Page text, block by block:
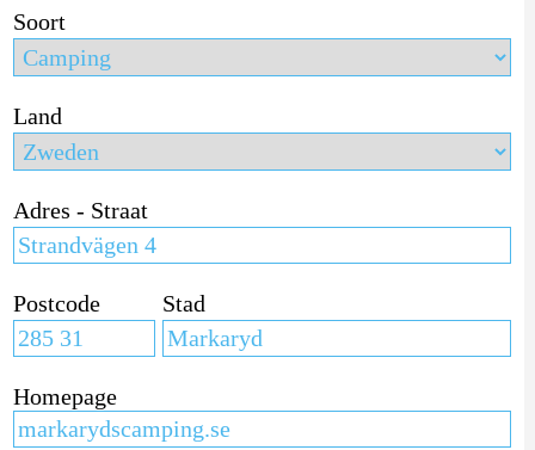
Soort
Land
Adres - Straat
Postcode Stad
Homepage